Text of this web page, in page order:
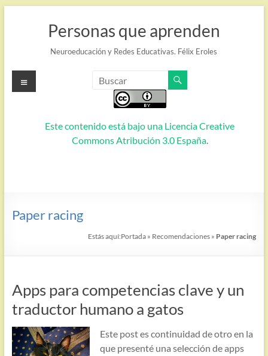
Personas que aprenden
Neuroeducación y Redes Educativas. Félix Eroles
Este contenido está bajo una Licencia Creative
Commons Atribución 3.0 España.
Menú
Paper racing
Estás aquí:Portada » Recomendaciones » Paper racing
Apps para competencias clave y un
traductor humano a gatos
Este post es continuidad de otro en la
que presenté una selección de apps